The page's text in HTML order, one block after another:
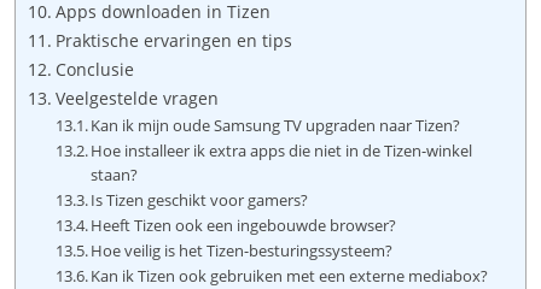
Apps downloaden in Tizen
Praktische ervaringen en tips
Conclusie
Veelgestelde vragen
Kan ik mijn oude Samsung TV upgraden naar Tizen?
Hoe installeer ik extra apps die niet in de Tizen-winkel
staan?
Is Tizen geschikt voor gamers?
Heeft Tizen ook een ingebouwde browser?
Hoe veilig is het Tizen-besturingssysteem?
Kan ik Tizen ook gebruiken met een externe mediabox?